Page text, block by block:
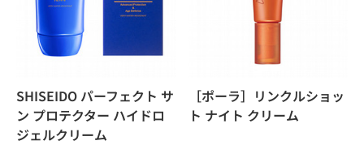
SHISEIDO パーフェクト サ
ン プロテクター ハイドロ
ジェルクリーム
［ポーラ］リンクルショッ
ト ナイト クリーム